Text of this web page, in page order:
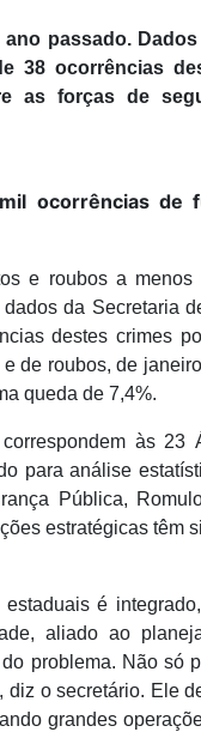
passado.
38 ocorrências
as forças de
ocorrências de
e roubos a
da Secretaria
destes crimes
de roubos, de
queda de 7,4%.
às 23
para análise
Pública,
estratégicas têm
é
aliado ao
problema. Não só
o secretário. Ele
grandes